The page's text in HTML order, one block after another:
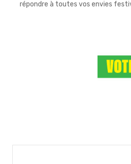
répondre à toutes vos envies